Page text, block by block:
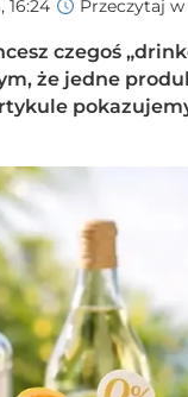
16:24 Przeczytaj
czegoś
że jedne